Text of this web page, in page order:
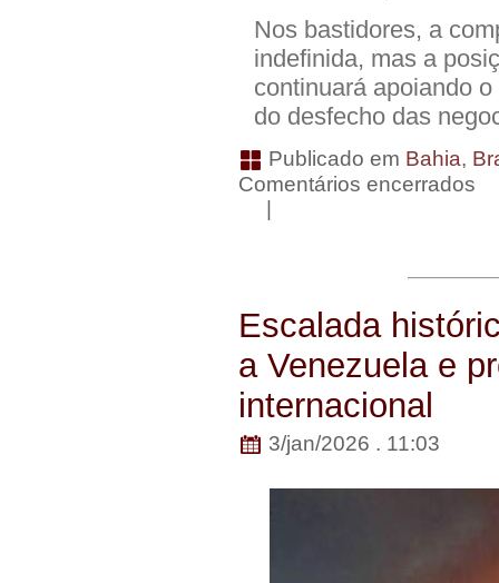
Nos bastidores, a
indefinida, mas a
continuará apoiando
do desfecho das
Publicado em Bahia,
Comentários encerrados
|
Escalada
a Venezuela e
internacional
3/jan/2026 . 11:03